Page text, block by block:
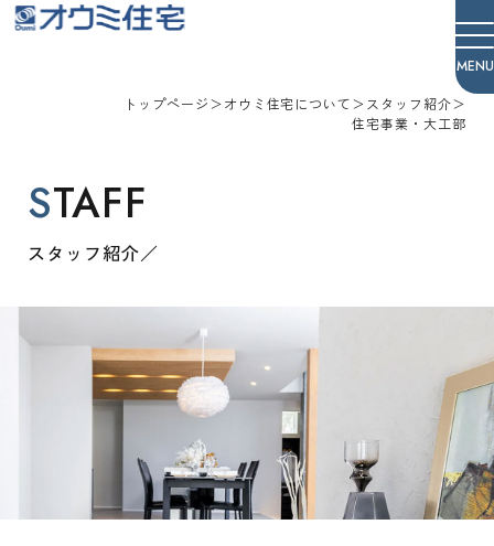
STAFF
スタッフ紹介／
トップページ＞オウミ住宅について＞ スタッフ紹介＞
住宅事業・大工部